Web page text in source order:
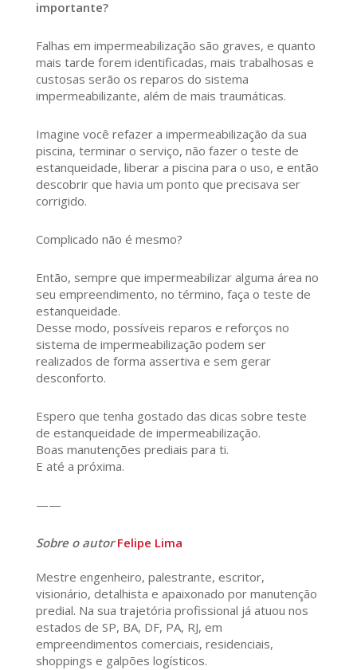
importante?
Falhas em impermeabilização são graves, e quanto
mais tarde forem identificadas, mais trabalhosas e
custosas serão os reparos do sistema
impermeabilizante, além de mais traumáticas.
Imagine você refazer a impermeabilização da sua
piscina, terminar o serviço, não fazer o teste de
estanqueidade, liberar a piscina para o uso, e então
descobrir que havia um ponto que precisava ser
corrigido.
Complicado não é mesmo?
Então, sempre que impermeabilizar alguma área no
seu empreendimento, no término, faça o teste de
estanqueidade.
Desse modo, possíveis reparos e reforços no
sistema de impermeabilização podem ser
realizados de forma assertiva e sem gerar
desconforto.
Espero que tenha gostado das dicas sobre teste
de estanqueidade de impermeabilização.
Boas manutenções prediais para ti.
E até a próxima.
——
Sobre o autorFelipe Lima
Mestre engenheiro, palestrante, escritor,
visionário, detalhista e apaixonado por manutenção
predial. Na sua trajetória profissional já atuou nos
estados de SP, BA, DF, PA, RJ, em
empreendimentos comerciais, residenciais,
shoppings e galpões logísticos.